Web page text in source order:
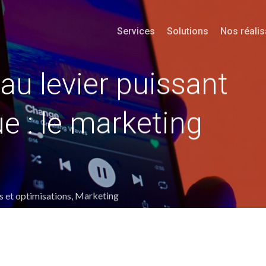
Services Solutions Nos
levier puissant
: le marketing
et optimisations Marketing